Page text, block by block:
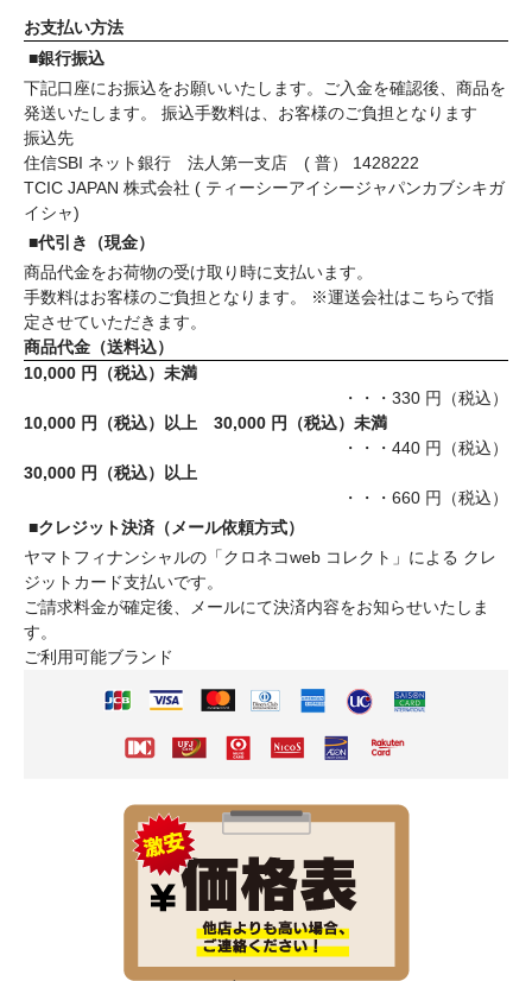
お支払い方法
■銀行振込
下記口座にお振込をお願いいたします。ご入金を確認後、商品を
発送いたします。 振込手数料は、お客様のご負担となります
振込先
住信SBI ネット銀行 法人第一支店 ( 普） 1428222
TCIC JAPAN 株式会社 ( ティーシーアイシージャパンカブシキガ
イシャ)
■代引き（現金）
商品代金をお荷物の受け取り時に支払います。
手数料はお客様のご負担となります。 ※運送会社はこちらで指
定させていただきます。
商品代金（送料込）
10,000 円（税込）未満
・・・330 円（税込）
10,000 円（税込）以上 30,000 円（税込）未満
・・・440 円（税込）
30,000 円（税込）以上
・・・660 円（税込）
■クレジット決済（メール依頼方式）
ヤマトフィナンシャルの「クロネコweb コレクト」による クレ
ジットカード支払いです。
ご請求料金が確定後、メールにて決済内容をお知らせいたしま
す。
ご利用可能ブランド